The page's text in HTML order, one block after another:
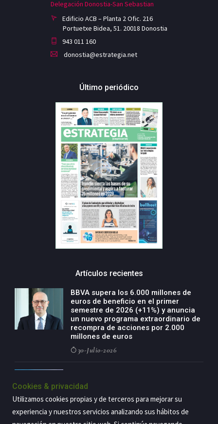
Delegación Donostia-San Sebastian
Edificio ACB – Planta 2 Ofic. 216
Portuetxe Bidea, 51. 20018 Donostia
943 011 160
donostia@estrategia.net
Último periódico
Artículos recientes
BBVA supera los 6.000 millones de
euros de beneficio en el primer
semestre de 2026 (+11%) y anuncia
un nuevo programa extraordinario de
recompra de acciones por 2.000
millones de euros
30-Julio-2026
negocio agro con un modelo global
de especialización presente en siete
países
29-Julio-2026
Cookies & privacidad
Utilizamos cookies propias y de terceros para mejorar su
experiencia y nuestros servicios analizando sus hábitos de